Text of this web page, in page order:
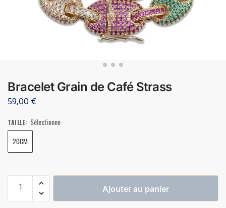
Bracelet Grain de Café Strass
59,00€
TAILLE: Sélectionne
20CM
Ajouter au panier